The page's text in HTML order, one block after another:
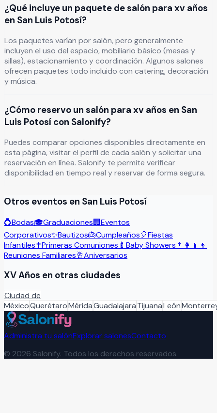
¿Qué incluye un paquete de salón para xv años
en San Luis Potosí?
Los paquetes varían por salón, pero generalmente
incluyen el uso del espacio, mobiliario básico (mesas y
sillas), estacionamiento y coordinación. Algunos salones
ofrecen paquetes todo incluido con catering, decoración
y música.
¿Cómo reservo un salón para xv años en San
Luis Potosí con Salonify?
Puedes comparar opciones disponibles directamente en
esta página, visitar el perfil de cada salón y solicitar una
reservación en línea. Salonify te permite verificar
disponibilidad en tiempo real y reservar de forma segura.
Otros eventos en San Luis Potosí
💍Bodas🎓Graduaciones🏢Eventos
Corporativos✨Bautizos🎂Cumpleaños🎈Fiestas
Infantiles✝️Primeras Comuniones 🍼 Baby Showers 👨‍👩‍👧‍👦
Reuniones Familiares🥂Aniversarios
XV Años en otras ciudades
Ciudad de
MéxicoQuerétaroMéridaGuadalajaraTijuanaLeón
Administra tu salónExplorar salonesContacto
© 2026 Salonify. Todos los derechos reservados.